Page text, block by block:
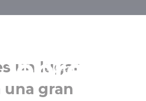
Debrecen y sus alrededores
un lugar
gran